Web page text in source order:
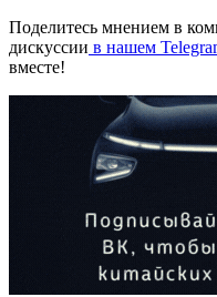
Поделитесь мнением в
дискуссии в нашем
вместе!